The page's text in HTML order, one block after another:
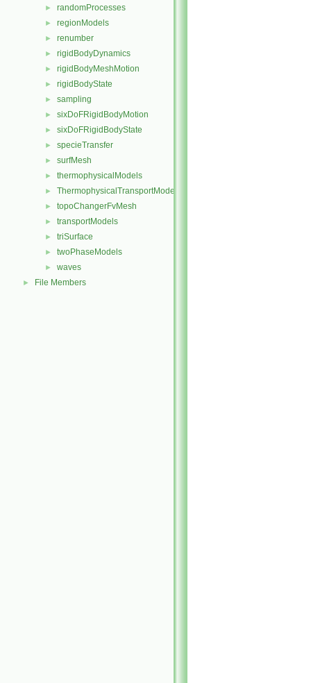
► randomProcesses
► regionModels
► renumber
► rigidBodyDynamics
► rigidBodyMeshMotion
► rigidBodyState
► sampling
► sixDoFRigidBodyMotion
► sixDoFRigidBodyState
► specieTransfer
► surfMesh
► thermophysicalModels
► ThermophysicalTransportModels
► topoChangerFvMesh
► transportModels
► triSurface
► twoPhaseModels
► waves
► File Members